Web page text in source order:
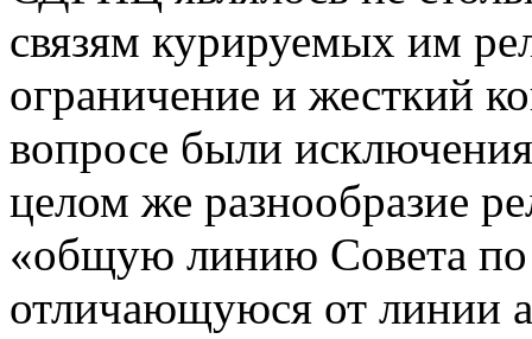
связям курируемых им
ограничение и жесткий
вопросе были
целом же разнообразие
«общую линию Совета по
отличающуюся от линии